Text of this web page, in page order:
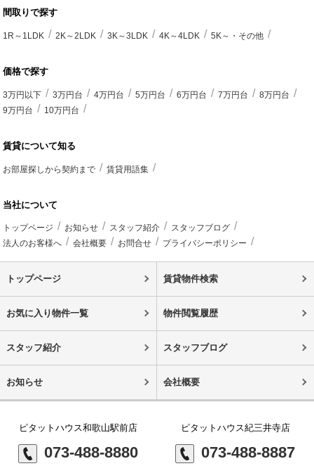
間取りで探す
1R～1LDK 2K～2LDK 3K～3LDK 4K～4LDK 5K～・その他
価格で探す
3万円以下 3万円台 4万円台 5万円台 6万円台 7万円台
8万円台
9万円台
10万円台
賃貸について知る
お部屋探しから契約まで 賃貸用語集
当社について
トップページ お知らせ スタッフ紹介
スタッフブログ
法人のお客様へ
会社概要 お問合せ プライバシーポリシー
トップページ 賃貸物件検索
お気に入り物件一覧 物件閲覧履歴
スタッフ紹介 スタッフブログ
お知らせ 会社概要
ピタットハウス和歌山駅前店
073-488-8880
ピタットハウス紀三井寺店
073-488-8887